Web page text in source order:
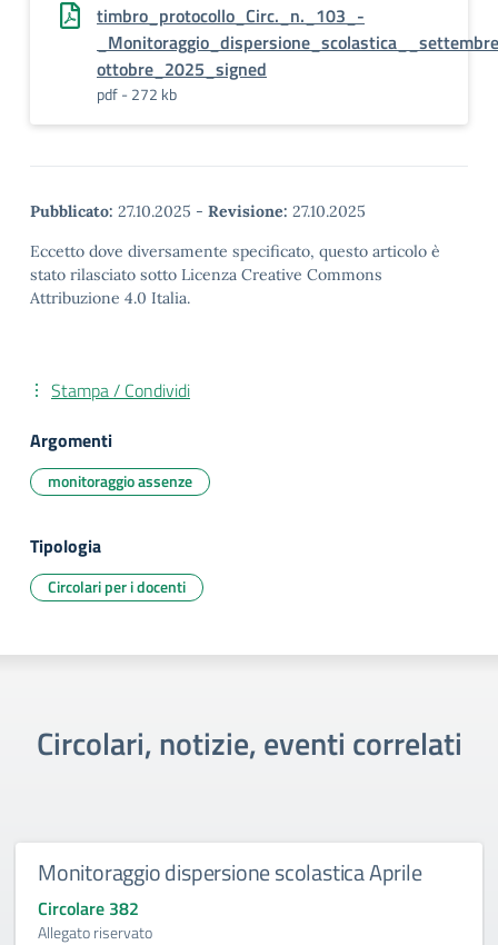
timbro_protocollo_Circ._n._103_-
ottobre_2025_signed
pdf - 272 kb
Pubblicato: 27.10.2025 - Revisione: 27.10.2025
Eccetto dove diversamente specificato, questo articolo è
stato rilasciato sotto Licenza Creative Commons
Attribuzione 4.0 Italia.
Stampa / Condividi
Argomenti
monitoraggio assenze
Tipologia
Circolari per i docenti
Circolari, notizie, eventi correlati
Monitoraggio dispersione scolastica Aprile
Circolare 382
Allegato riservato